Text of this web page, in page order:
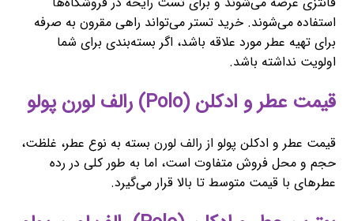
استفاده می‌شوند. خرید تستر می‌تواند راهی مقرون به صرفه
برای تهیه عطر مورد علاقه باشد، اگر بسته‌بندی برای شما
اولویت نداشته باشد.
قیمت عطر و ادکلن (Polo) رالف لورن پولو
قیمت عطر و ادکلن پولو از رالف لورن بسته به نوع عطر، غلظت،
حجم و محل فروش متفاوت است، اما به طور کلی در رده
عطرهای با قیمت متوسط تا بالا قرار می‌گیرد.